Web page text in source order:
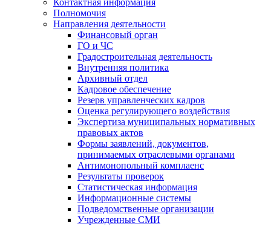
Контактная информация
Полномочия
Направления деятельности
Финансовый орган
ГО и ЧС
Градостроительная деятельность
Внутренняя политика
Архивный отдел
Кадровое обеспечение
Резерв управленческих кадров
Оценка регулирующего воздействия
Экспертиза муниципальных нормативных
правовых актов
Формы заявлений, документов,
принимаемых отраслевыми органами
Антимонопольный комплаенс
Результаты проверок
Статистическая информация
Информационные системы
Подведомственные организации
Учрежденные СМИ